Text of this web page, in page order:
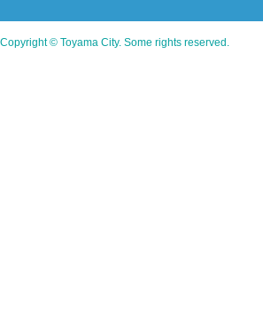
Copyright © Toyama City. Some rights reserved.